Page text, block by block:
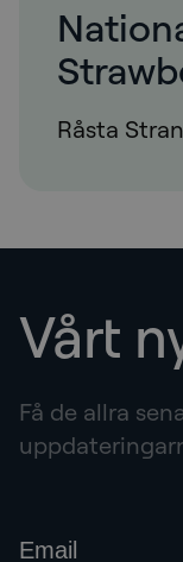
Råsta
Vårt
Få de allra